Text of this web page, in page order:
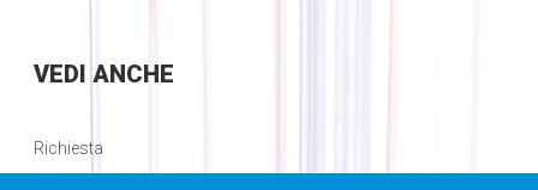
VEDI ANCHE
Richiesta